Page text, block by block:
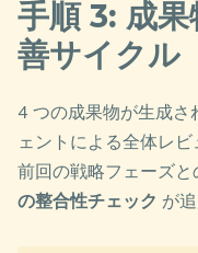
この指摘は、後続
Exit Criteria（フェ
詳細は
Devil’s Advocate
Critical 2 / High 4 /
重要だった Critical
技術的準備度のギ
AI 導入の責
6 つの主要意思
ーチ採用、ハイ
22 マイルスト
置し、主要チー
予算・リターン:
ROI81%、投資
手順 3: 成
善サイクル
4 つの成果物が生成
ェントによる全体レビ
前回の戦略フェーズと
の整合性チェック が